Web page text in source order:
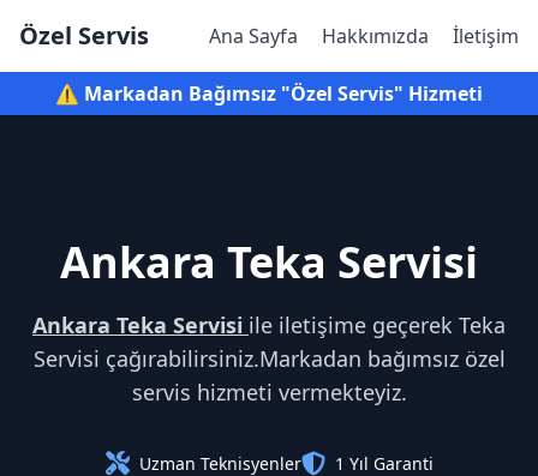
Özel Servis Ana Sayfa Hakkımızda İletişim
⚠️ Markadan Bağımsız "Özel Servis" Hizmeti
Ankara Teka Servisi
Ankara Teka Servisi ile iletişime geçerek Teka
Servisi çağırabilirsiniz.Markadan bağımsız özel
servis hizmeti vermekteyiz.
Uzman Teknisyenler
1 Yıl Garanti